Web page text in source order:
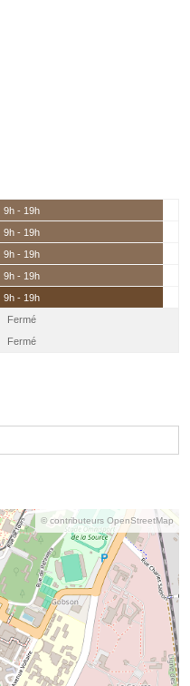
9h - 19h
9h - 19h
9h - 19h
9h - 19h
9h - 19h
Fermé
Fermé
© contributeurs OpenStreetMap